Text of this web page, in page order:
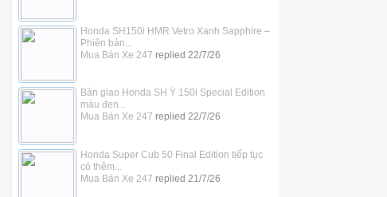
Honda SH150i HMR Vetro Xanh Sapphire –
Phiên bản...
Mua Bán Xe 247 replied 22/7/26
Bàn giao Honda SH Ý 150i Special Edition
màu đen...
Mua Bán Xe 247 replied 22/7/26
Honda Super Cub 50 Final Edition tiếp tục
có thêm...
Mua Bán Xe 247 replied 21/7/26